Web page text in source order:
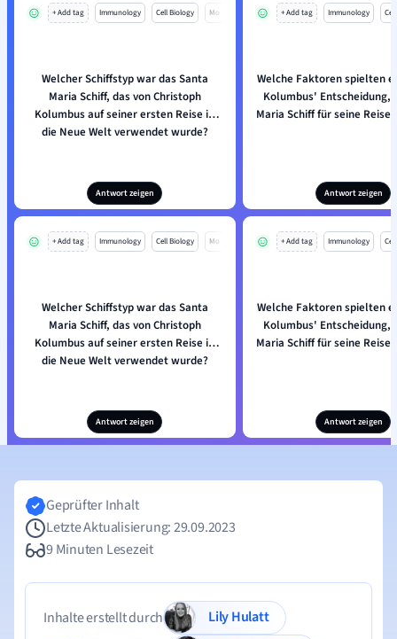
+ Add tag Immunology Cell Biology Mo
Welcher Schiffstyp war das Santa
Maria Schiff, das von Christoph
Kolumbus auf seiner ersten Reise in
die Neue Welt verwendet wurde?
Antwort zeigen
+ Add tag Immunology
Welche Faktoren spielten
Kolumbus' Entscheidung,
Maria Schiff für seine Reise
Antwort zeigen
+ Add tag Immunology Cell Biology Mo
Welcher Schiffstyp war das Santa
Maria Schiff, das von Christoph
Kolumbus auf seiner ersten Reise in
die Neue Welt verwendet wurde?
Antwort zeigen
+ Add tag Immunology
Welche Faktoren spielten
Kolumbus' Entscheidung,
Maria Schiff für seine Reise
Antwort zeigen
Geprüfter Inhalt
Letzte Aktualisierung: 29.09.2023
9 Minuten Lesezeit
Inhalte erstellt durch
Lily Hulatt